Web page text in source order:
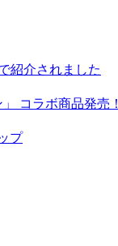
紹介されました
コラボ商品発売！
プ